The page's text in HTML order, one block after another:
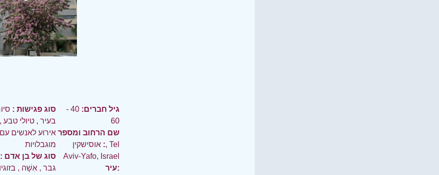
סוג פגישות :
בעיר , טיולי טבע ,
אירוע לאנשים עם
מוגבלויות
סוג של בן אדם :
גבר , אִשָׁה ,
גיל חברים:
40 -
60
שם הרחוב ומספר
: אוסישקין, Tel
Aviv-Yafo, Israel
עיר: